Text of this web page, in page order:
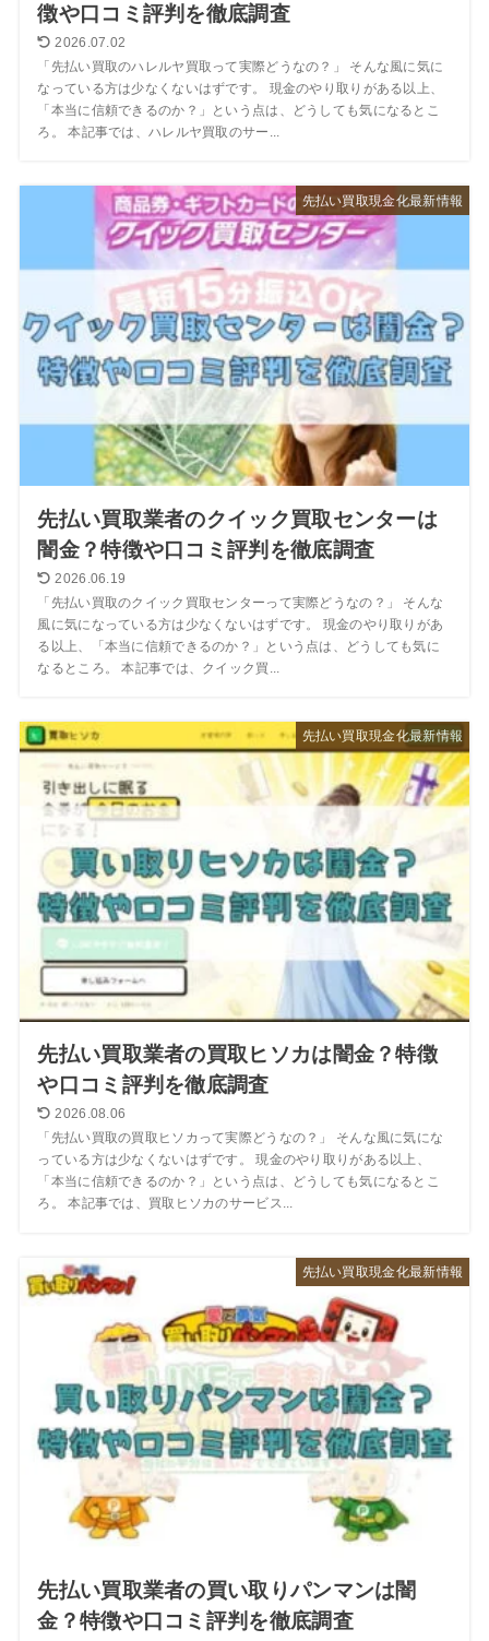
徴や口コミ評判を徹底調査
2026.07.02
「先払い買取のハレルヤ買取って実際どうなの？」 そんな風に気に
なっている方は少なくないはずです。 現金のやり取りがある以上、
「本当に信頼できるのか？」という点は、どうしても気になるとこ
ろ。 本記事では、ハレルヤ買取のサー...
先払い買取現金化最新情報
先払い買取業者のクイック買取センターは
闇金？特徴や口コミ評判を徹底調査
2026.06.19
「先払い買取のクイック買取センターって実際どうなの？」 そんな
風に気になっている方は少なくないはずです。 現金のやり取りがあ
る以上、「本当に信頼できるのか？」という点は、どうしても気に
なるところ。 本記事では、クイック買...
先払い買取現金化最新情報
先払い買取業者の買取ヒソカは闇金？特徴
や口コミ評判を徹底調査
2026.08.06
「先払い買取の買取ヒソカって実際どうなの？」 そんな風に気にな
っている方は少なくないはずです。 現金のやり取りがある以上、
「本当に信頼できるのか？」という点は、どうしても気になるとこ
ろ。 本記事では、買取ヒソカのサービス...
先払い買取現金化最新情報
先払い買取業者の買い取りパンマンは闇
金？特徴や口コミ評判を徹底調査